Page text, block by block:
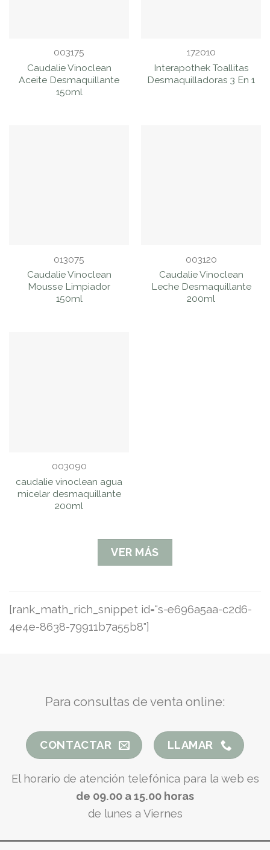
003175
Caudalie Vinoclean
Aceite Desmaquillante
150ml
172010
Interapothek Toallitas
Desmaquilladoras 3 En 1
013075
Caudalie Vinoclean
Mousse Limpiador
150ml
003120
Caudalie Vinoclean
Leche Desmaquillante
200ml
003090
caudalie vinoclean agua
micelar desmaquillante
200ml
VER MÁS
[rank_math_rich_snippet id="s-e696a5aa-c2d6-
4e4e-8638-79911b7a55b8"]
Para consultas de venta online:
CONTACTAR LLAMAR
El horario de atención telefónica para la web es
de 09.00 a 15.00 horas
de lunes a Viernes